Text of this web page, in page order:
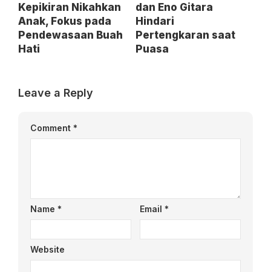
Kepikiran Nikahkan
Anak, Fokus pada
Pendewasaan Buah
Hati
dan Eno Gitara
Hindari
Pertengkaran saat
Puasa
Leave a Reply
Comment *
Name * Email *
Website